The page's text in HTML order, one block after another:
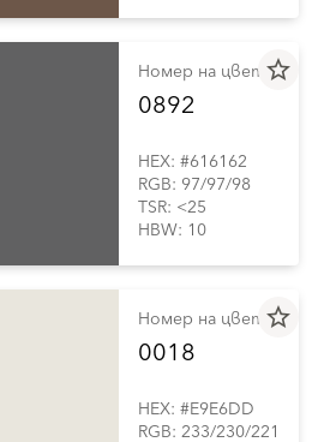
star_border
Номер на цвета
0892
HEX: #616162
RGB: 97/97/98
TSR: <25
HBW: 10
star_border
Номер на цвета
0018
HEX: #E9E6DD
RGB: 233/230/221